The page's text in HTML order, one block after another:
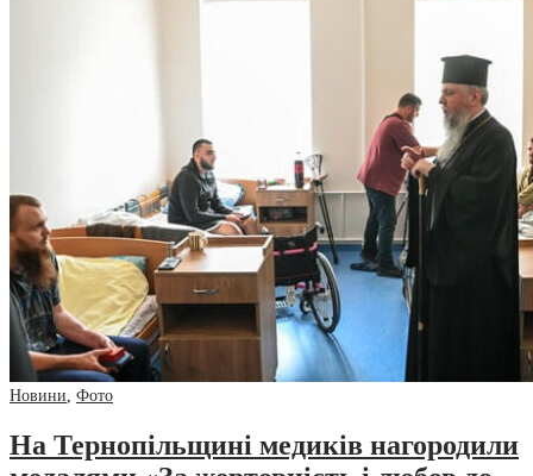
Новини, Фото
На Тернопільщині медиків нагородили